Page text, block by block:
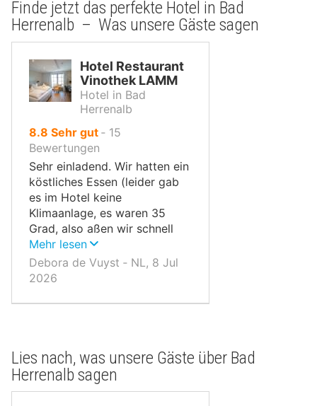
Finde jetzt das perfekte Hotel in Bad
Herrenalb – Was unsere Gäste sagen
Hotel Restaurant
Vinothek LAMM
Hotel in Bad
Herrenalb
8.8 von
10,
Sehr gut ‐ 15
Bewertungen
Sehr einladend. Wir hatten ein
köstliches Essen (leider gab
es im Hotel keine
Klimaanlage, es waren 35
Grad, also aßen wir schnell
und gingen wieder) und gute
Weine zu einem vernünftigen
Preis.
Mehr lesen
Debora de Vuyst ‐ NL, 8 Jul
2026
Lies nach, was unsere Gäste über Bad
Herrenalb sagen